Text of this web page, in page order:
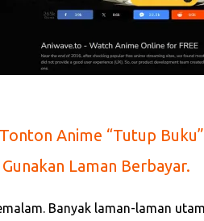
Anime “Tutup
Laman Berbayar.
Banyak laman-laman